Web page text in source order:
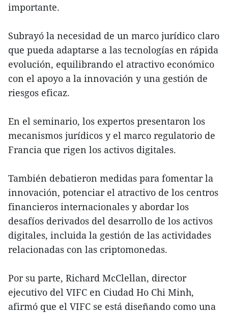
importante.
Subrayó la necesidad de un marco jurídico claro
que pueda adaptarse a las tecnologías en rápida
evolución, equilibrando el atractivo económico
con el apoyo a la innovación y una gestión de
riesgos eficaz.
En el seminario, los expertos presentaron los
mecanismos jurídicos y el marco regulatorio de
Francia que rigen los activos digitales.
También debatieron medidas para fomentar la
innovación, potenciar el atractivo de los centros
financieros internacionales y abordar los
desafíos derivados del desarrollo de los activos
digitales, incluida la gestión de las actividades
relacionadas con las criptomonedas.
Por su parte, Richard McClellan, director
ejecutivo del VIFC en Ciudad Ho Chi Minh,
afirmó que el VIFC se está diseñando como una